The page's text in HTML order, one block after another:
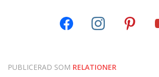
PUBLICERAD SOM RELATIONER